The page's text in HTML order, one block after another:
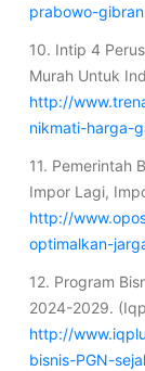
prabowo-gibran
10. Intip 4
Murah Untuk
http://
nikmati-harga-
11. Pemerintah
Impor Lagi,
http://
optimalkan-
12. Program
2024-2029.
http://
bisnis-PGN-